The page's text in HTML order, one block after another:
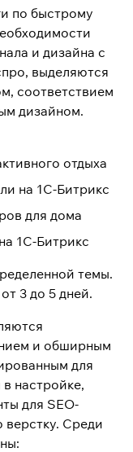
по быстрому
и дизайна с
выделяются
соответствием
дизайном.
отдыха
на 1С-Битрикс
для дома
1С-Битрикс
темы.
3 до 5 дней.
и обширным
для
настройке,
для SEO-
Среди